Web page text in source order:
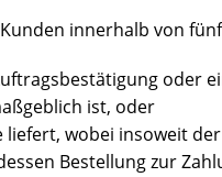
innerhalb von
oder
ist, oder
wobei insoweit
Bestellung zur